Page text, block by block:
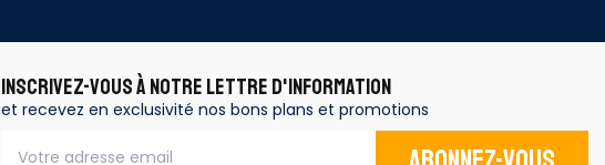
INSCRIVEZ-VOUS À NOTRE LETTRE D'INFORMATION
et recevez en exclusivité nos bons plans et promotions